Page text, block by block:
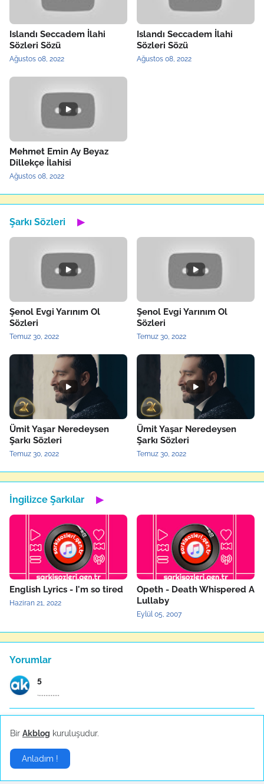
Islandı Seccadem İlahi
Sözleri Sözü
Ağustos 08, 2022
Islandı Seccadem İlahi
Sözleri Sözü
Ağustos 08, 2022
Mehmet Emin Ay Beyaz
Dillekçe İlahisi
Ağustos 08, 2022
Şarkı Sözleri ▶
Şenol Evgi Yarınım Ol
Sözleri
Temuz 30, 2022
Şenol Evgi Yarınım Ol
Sözleri
Temuz 30, 2022
Ümit Yaşar Neredeysen
Şarkı Sözleri
Temuz 30, 2022
Ümit Yaşar Neredeysen
Şarkı Sözleri
Temuz 30, 2022
İngilizce Şarkılar ▶
English Lyrics - I'm so tired
Haziran 21, 2022
Opeth - Death Whispered A
Lullaby
Eylül 05, 2007
Yorumlar
5
.,,,,,,,,,,,,
ÇALI BİLEKENDİNE SIĞINAN KUŞU İTTMEZ COK GUZEL SÖZ...
Anonymous
Müthiş bir yorum çocukluğumdan beri hayranım m.emi...
Bir Akblog kuruluşudur.
Anladım !